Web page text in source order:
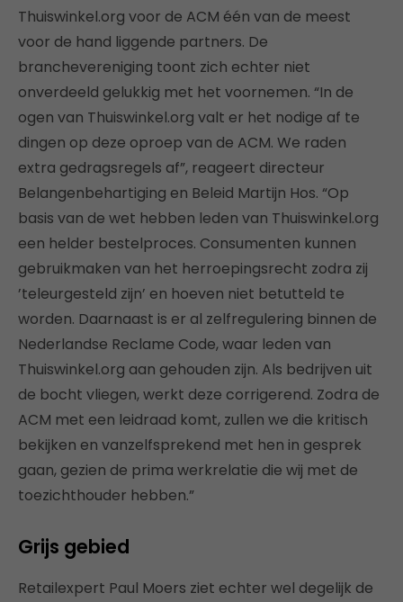
Thuiswinkel.org voor de ACM één van de meest
voor de hand liggende partners. De
branchevereniging toont zich echter niet
onverdeeld gelukkig met het voornemen. “In de
ogen van Thuiswinkel.org valt er het nodige af te
dingen op deze oproep van de ACM. We raden
extra gedragsregels af”, reageert directeur
Belangenbehartiging en Beleid Martijn Hos. “Op
basis van de wet hebben leden van Thuiswinkel.org
een helder bestelproces. Consumenten kunnen
gebruikmaken van het herroepingsrecht zodra zij
’teleurgesteld zijn’ en hoeven niet betutteld te
worden. Daarnaast is er al zelfregulering binnen de
Nederlandse Reclame Code, waar leden van
Thuiswinkel.org aan gehouden zijn. Als bedrijven uit
de bocht vliegen, werkt deze corrigerend. Zodra de
ACM met een leidraad komt, zullen we die kritisch
bekijken en vanzelfsprekend met hen in gesprek
gaan, gezien de prima werkrelatie die wij met de
toezichthouder hebben.”
Grijs gebied
Retailexpert Paul Moers ziet echter wel degelijk de